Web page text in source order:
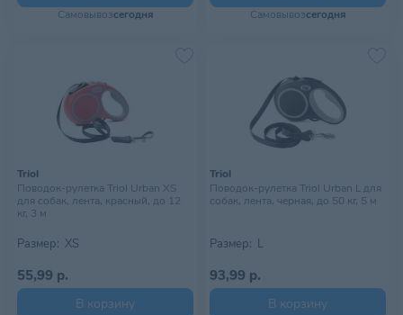
Самовывозсегодня Самовывозсегодня
Triol
Поводок-рулетка Triol Urban XS
для собак, лента, красный, до 12
кг, 3 м
Размер: XS
55,99 р.
В корзину
Triol
Поводок-рулетка Triol Urban L для
собак, лента, черная, до 50 кг, 5 м
Размер: L
93,99 р.
В корзину